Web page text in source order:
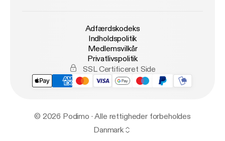
Adfærdskodeks
Indholdspolitik
Medlemsvilkår
Privatlivspolitik
SSL Certificeret Side
© 2026 Podimo · Alle rettigheder forbeholdes
Danmark